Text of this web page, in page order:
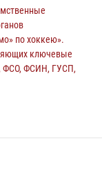
по хоккею».
ключевые
ФСО, ФСИН, ГУСП,